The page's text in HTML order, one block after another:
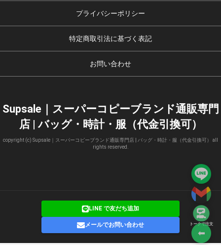
トークで注文
⬅
プライバシーポリシー
特定商取引法に基づく表記
お問い合わせ
Supsale｜スーパーコピーブランド通販専門
店 | バッグ・時計・服（代金引換可）
copyright (c) Supsale｜スーパーコピーブランド通販専門店 | バッグ・時計・服（代金引換可） all
rights reserved.
LINE で友だち追加
メールでお問い合わせ